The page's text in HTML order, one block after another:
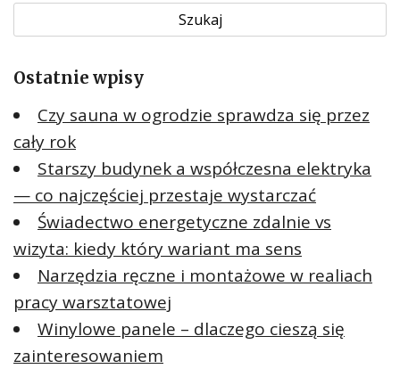
k
jOstatnie wpisy
Czy sauna w ogrodzie sprawdza się przez
cały rok
Starszy budynek a współczesna elektryka
— co najczęściej przestaje wystarczać
Świadectwo energetyczne zdalnie vs
wizyta: kiedy który wariant ma sens
Narzędzia ręczne i montażowe w realiach
pracy warsztatowej
Winylowe panele – dlaczego cieszą się
zainteresowaniem